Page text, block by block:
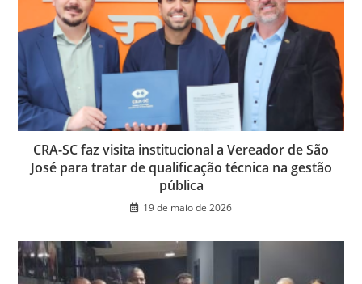
k y
CRA-SC faz visita institucional a Vereador de São
José para tratar de qualificação técnica na gestão
pública
19 de maio de 2026